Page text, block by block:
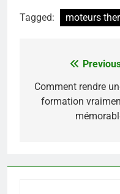
Tagged: moteurs
Navigation
de
l’article
Comment rendre
formation